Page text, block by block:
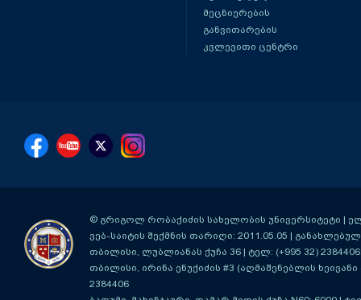
მეცნიერების
განვითარების
კვლევითი ცენტრი
© გრიგოლ რობაქიძის სახელობის უნივერსიტეტი |
ვებ-საიტის შექმნის თარიღი: 2011.05.05 |
თბილისი, ლუბლიანას ქუჩა 36 | ტელ: (+995 32)
თბილისი, ირინა ენუქიძის #3 (აღმაშენებლის ხეივანი
2384406